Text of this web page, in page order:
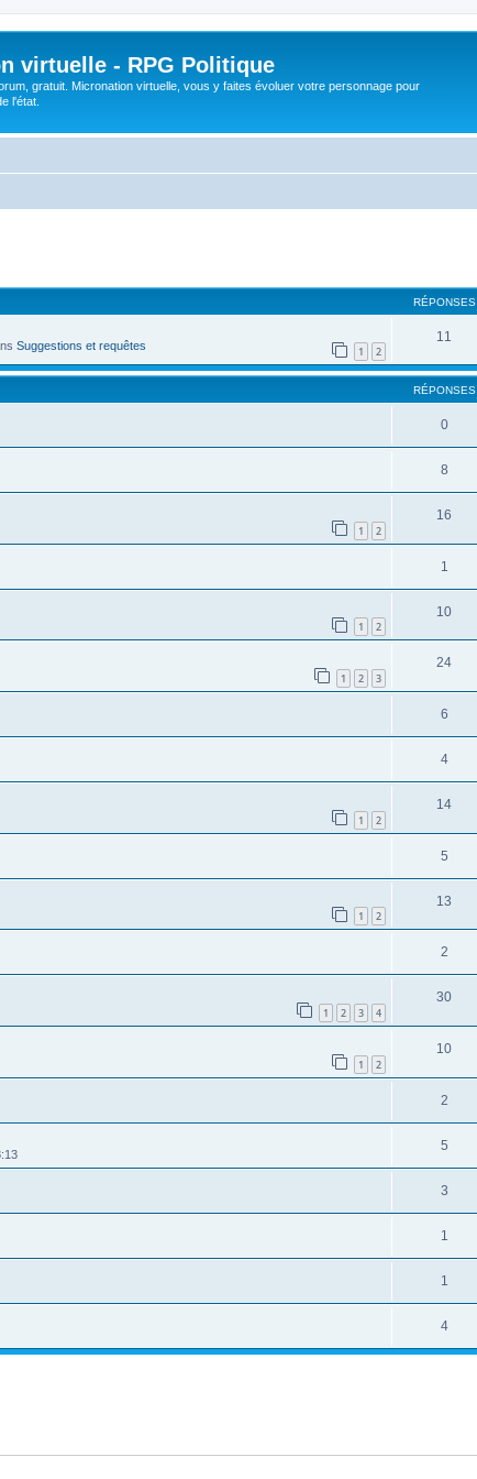
virtuelle - RPG Politique
gratuit. Micronation virtuelle, vous y faites évoluer votre personnage pour
l'état.
RÉPONSES
Suggestions et requêtes 1 2
11
RÉPONSES
0
8
1 2
16
1
1 2
10
1 2 3
24
6
4
1 2
14
5
1 2
13
2
1 2 3 4
30
1 2
10
2
5
3
1
1
4